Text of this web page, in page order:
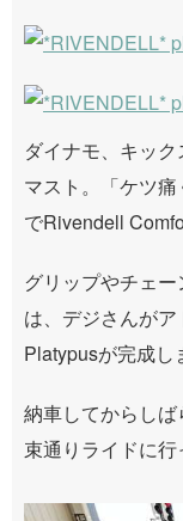
ダイナモ、キッ
マスト。「ケツ
でRivendell
グリップやチェ
は、デジさんが
Platypusが完成し
納車してからし
束通りライドに行